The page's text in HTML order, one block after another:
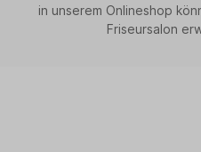
in unserem Onlineshop
Friseursalon